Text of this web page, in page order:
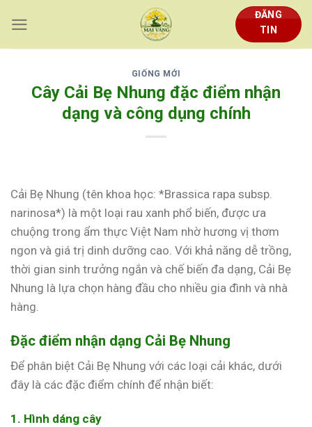
content
ĐĂNG
TIN
GIỐNG MỚI
Cây Cải Bẹ Nhung đặc điểm nhận
dạng và công dụng chính
Cải Bẹ Nhung (tên khoa học: *Brassica rapa subsp.
narinosa*) là một loại rau xanh phổ biến, được ưa
chuộng trong ẩm thực Việt Nam nhờ hương vị thơm
ngon và giá trị dinh dưỡng cao. Với khả năng dễ trồng,
thời gian sinh trưởng ngắn và chế biến đa dạng, Cải Bẹ
Nhung là lựa chọn hàng đầu cho nhiều gia đình và nhà
hàng.
Đặc điểm nhận dạng Cải Bẹ Nhung
Để phân biệt Cải Bẹ Nhung với các loại cải khác, dưới
đây là các đặc điểm chính để nhận biết:
1. Hình dáng cây